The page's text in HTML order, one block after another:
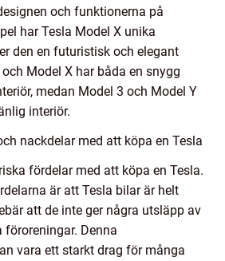
och funktionerna på
har Tesla Model X unika
den en futuristisk och elegant
Model X har båda en snygg
medan Model 3 och Model Y
interiör.
nackdelar med att köpa en Tesla
fördelar med att köpa en Tesla.
är att Tesla bilar är helt
att de inte ger några utsläpp av
Denna
vara ett starkt drag för många